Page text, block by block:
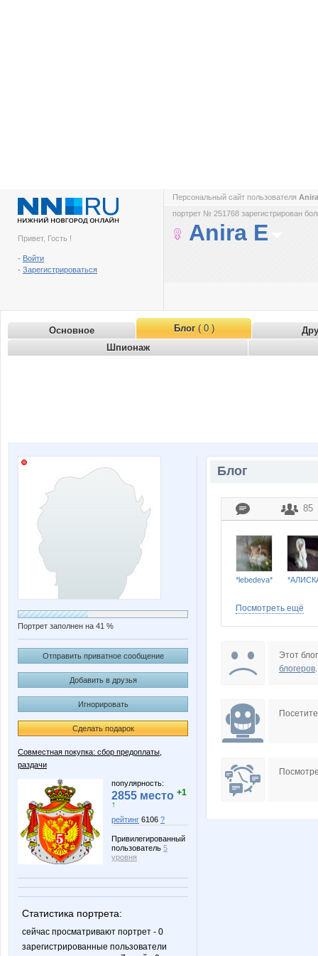
Привет, Гость !
- Войти
- Зарегистрироваться
Персональный сайт пользователя
портрет № 251768 зарегистрирован
Anira E
Основное Блог( 0 )
Шпионаж
Портрет заполнен на 41 %
Отправить приватное сообщение
Добавить в друзья
Игнорировать
Сделать подарок
Совместная покупка: сбор предоплаты,
раздачи
популярность:
2855 место +1
↑
рейтинг 6106 ?
Привилегированный
пользователь 5
уровня
Статистика портрета:
сейчас просматривают портрет - 0
зарегистрированные пользователи
Блог
85
*lebedeva*
Forseti
Lonza Lusien
Посмотреть ещё
Этот
блогеров.